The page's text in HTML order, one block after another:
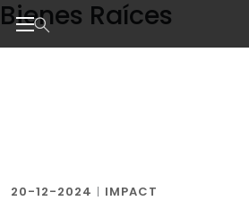
Skip
to
the
Bienes Raíces
20-12-2024 | IMPACT